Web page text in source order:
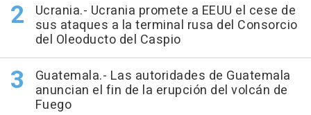
Ucrania.- Ucrania promete a EEUU el cese de
sus ataques a la terminal rusa del Consorcio
del Oleoducto del Caspio
Guatemala.- Las autoridades de Guatemala
anuncian el fin de la erupción del volcán de
Fuego